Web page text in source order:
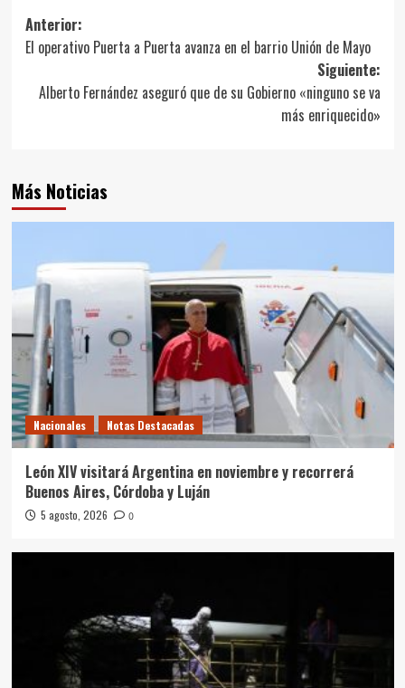
Navegación
de
entradas
Anterior:
El operativo Puerta a Puerta avanza en el barrio Unión de Mayo
Siguiente:
Alberto Fernández aseguró que de su Gobierno «ninguno se va
más enriquecido»
Más Noticias
Nacionales Notas Destacadas
León XIV visitará Argentina en noviembre y recorrerá
Buenos Aires, Córdoba y Luján
5 agosto, 2026 0